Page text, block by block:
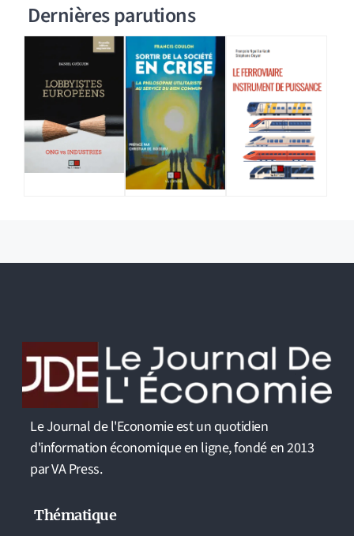
Dernières parutions
Le Journal de l'Economie est un quotidien
d'information économique en ligne, fondé en 2013
par VA Press.
Thématique